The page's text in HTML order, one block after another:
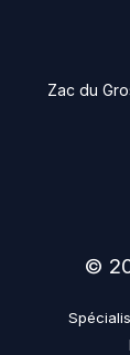
Zac du
©